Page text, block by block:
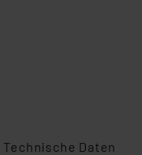
Technische Daten